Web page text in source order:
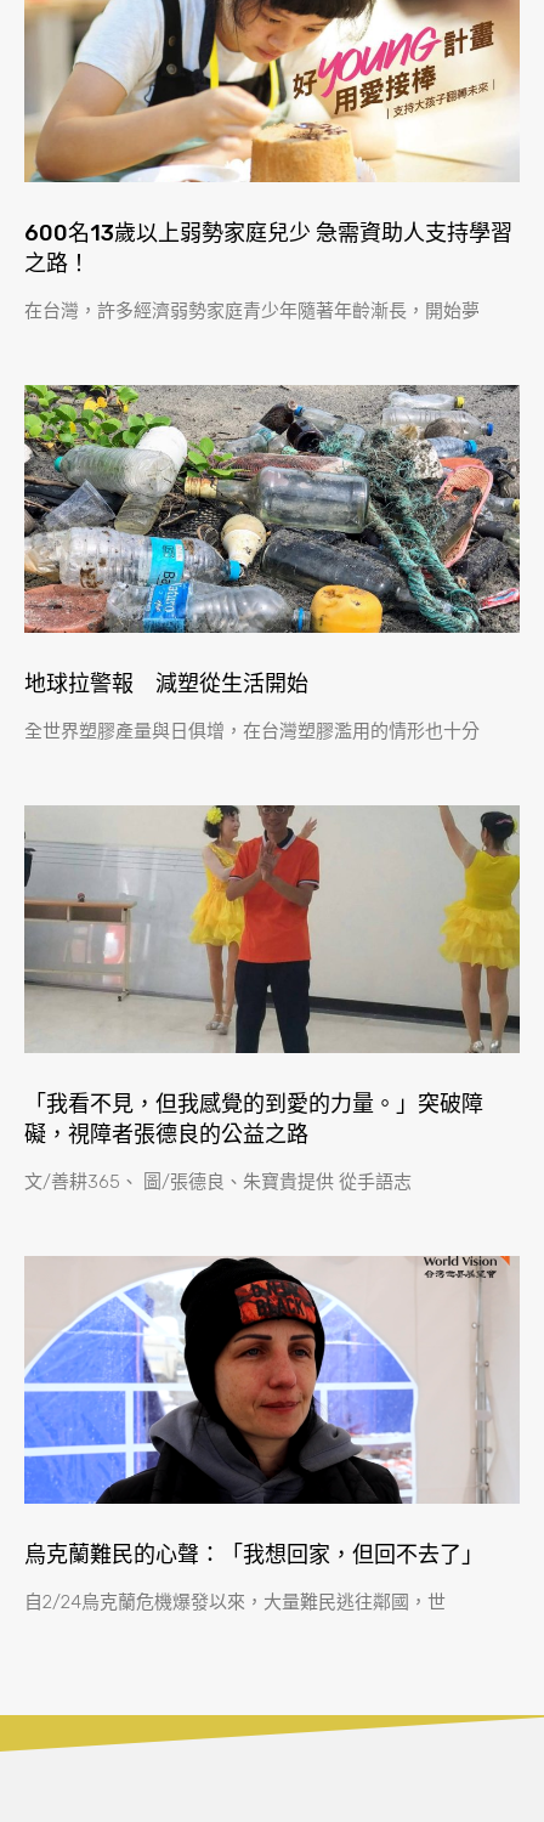
600名13歲以上弱勢家庭兒少 急需資助人支持學習
之路！
在台灣，許多經濟弱勢家庭青少年隨著年齡漸長，開始夢
地球拉警報 減塑從生活開始
全世界塑膠產量與日俱增，在台灣塑膠濫用的情形也十分
「我看不見，但我感覺的到愛的力量。」突破障
礙，視障者張德良的公益之路
文/善耕365、 圖/張德良、朱寶貴提供 從手語志
烏克蘭難民的心聲：「我想回家，但回不去了」
自2/24烏克蘭危機爆發以來，大量難民逃往鄰國，世